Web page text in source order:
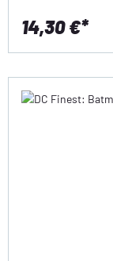
14,30 €*